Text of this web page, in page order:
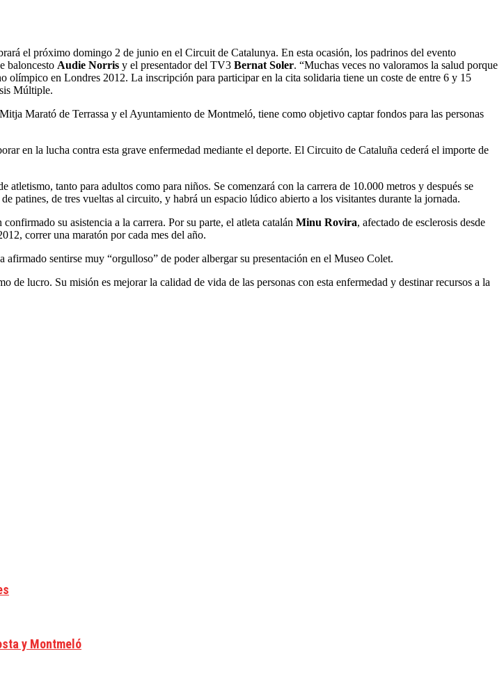
el próximo domingo 2 de junio en el Circuit de Catalunya. En esta ocasión, los padrinos del evento
baloncesto Audie Norris y el presentador del TV3 Bernat Soler. “Muchas veces no valoramos la salud porque
olímpico en Londres 2012. La inscripción para participar en la cita solidaria tiene un coste de entre 6 y 15
Múltiple.
Marató de Terrassa y el Ayuntamiento de Montmeló, tiene como objetivo captar fondos para las personas
en la lucha contra esta grave enfermedad mediante el deporte. El Circuito de Cataluña cederá el importe de
tanto para adultos como para niños. Se comenzará con la carrera de 10.000 metros y después se
patines, de tres vueltas al circuito, y habrá un espacio lúdico abierto a los visitantes durante la jornada.
su asistencia a la carrera. Por su parte, el atleta catalán Minu Rovira, afectado de esclerosis desde
correr una maratón por cada mes del año.
sentirse muy “orgulloso” de poder albergar su presentación en el Museo Colet.
lucro. Su misión es mejorar la calidad de vida de las personas con esta enfermedad y destinar recursos a la
y Montmeló